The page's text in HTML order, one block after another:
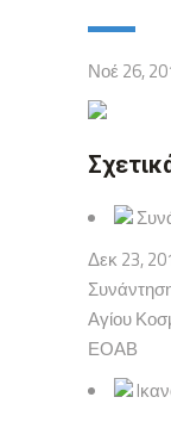
Νοέ 26,
Δεκ 23,
Αγίου
ΕΟΑΒ